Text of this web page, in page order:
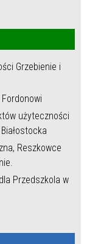
Grzebienie i
użyteczności
Reszkowce
Przedszkola w